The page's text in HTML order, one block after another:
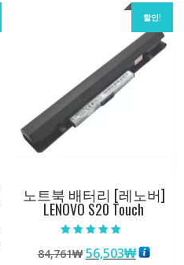
할인!
노트북 배터리 [레노버]
LENOVO S20 Touch
4.50
로 평가됨
84,761₩ 원
56,503₩현